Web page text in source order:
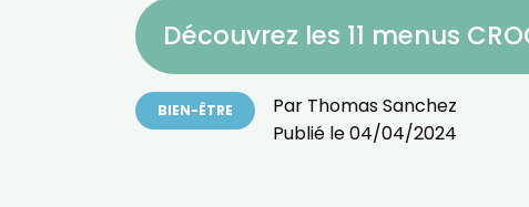
Découvrez les 11 menus
BIEN-ÊTRE Par Thomas Sanchez
Publié le04/04/2024